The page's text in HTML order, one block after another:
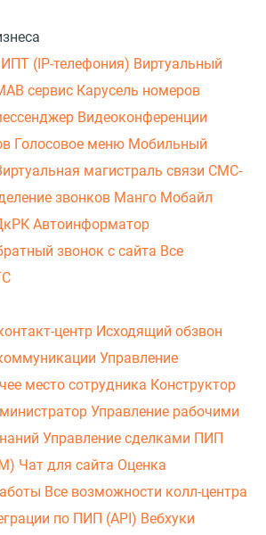
ИПТ (IP-телефония) Виртуальный
сервис Карусель номеров
Видеоконференции
Голосовое меню Мобильный
магистраль связи СМС-
звонков Манго Мобайл
Автоинформатор
звонок с сайта Все
центр Исходящий обзвон
Управление
место сотрудника Конструктор
Управление рабочими
Управление сделками ПИП
Чат для сайта Оценка
Все возможности колл-центра
по ПИП (API) Вебхуки